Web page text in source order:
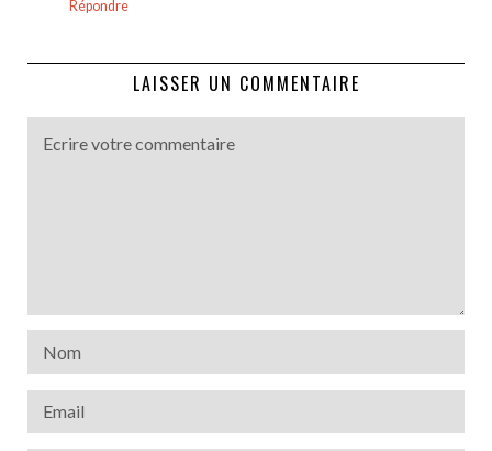
Répondre
LAISSER UN COMMENTAIRE